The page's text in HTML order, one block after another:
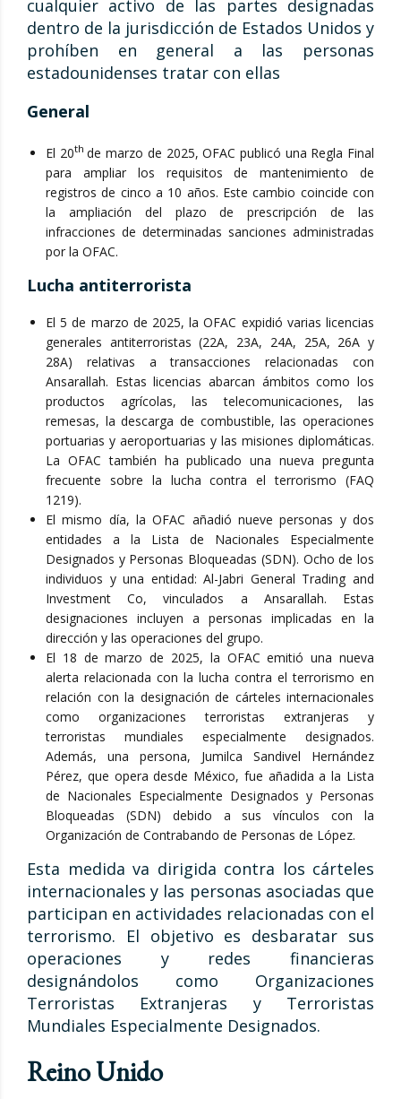
cualquier activo de las partes designadas
dentro de la jurisdicción de Estados Unidos y
prohíben en general a las personas
estadounidenses tratar con ellas
General
El 20th de marzo de 2025, OFAC publicó una Regla Final
para ampliar los requisitos de mantenimiento de
registros de cinco a 10 años. Este cambio coincide con
la ampliación del plazo de prescripción de las
infracciones de determinadas sanciones administradas
por la OFAC.
Lucha antiterrorista
El 5 de marzo de 2025, la OFAC expidió varias licencias
generales antiterroristas (22A, 23A, 24A, 25A, 26A y
28A) relativas a transacciones relacionadas con
Ansarallah. Estas licencias abarcan ámbitos como los
productos agrícolas, las telecomunicaciones, las
remesas, la descarga de combustible, las operaciones
portuarias y aeroportuarias y las misiones diplomáticas.
La OFAC también ha publicado una nueva pregunta
frecuente sobre la lucha contra el terrorismo (FAQ
1219).
El mismo día, la OFAC añadió nueve personas y dos
entidades a la Lista de Nacionales Especialmente
Designados y Personas Bloqueadas (SDN). Ocho de los
individuos y una entidad: Al-Jabri General Trading and
Investment Co, vinculados a Ansarallah. Estas
designaciones incluyen a personas implicadas en la
dirección y las operaciones del grupo.
El 18 de marzo de 2025, la OFAC emitió una nueva
alerta relacionada con la lucha contra el terrorismo en
relación con la designación de cárteles internacionales
como organizaciones terroristas extranjeras y
terroristas mundiales especialmente designados.
Además, una persona, Jumilca Sandivel Hernández
Pérez, que opera desde México, fue añadida a la Lista
de Nacionales Especialmente Designados y Personas
Bloqueadas (SDN) debido a sus vínculos con la
Organización de Contrabando de Personas de López.
Esta medida va dirigida contra los cárteles
internacionales y las personas asociadas que
participan en actividades relacionadas con el
terrorismo. El objetivo es desbaratar sus
operaciones y redes financieras
designándolos como Organizaciones
Terroristas Extranjeras y Terroristas
Mundiales Especialmente Designados.
Reino Unido